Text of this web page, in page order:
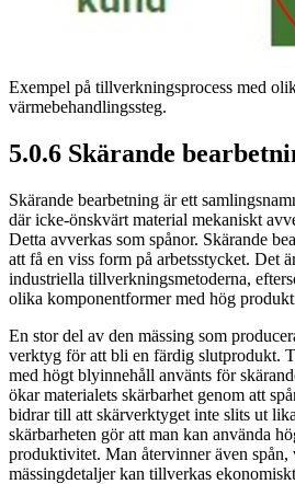
Exempel på tillverkningsprocess med
värmebehandlingssteg.
5.0.6 Skärande
Skärande bearbetning är ett
där icke-önskvärt material mekaniskt
Detta avverkas som spånor. Skärande
att få en viss form på arbetsstycket. Det
industriella tillverkningsmetoderna,
olika komponentformer med hög
En stor del av den mässing som
verktyg för att bli en färdig slutprodukt.
med högt blyinnehåll använts för
ökar materialets skärbarhet genom att
bidrar till att skärverktyget inte slits ut
skärbarheten gör att man kan använda
produktivitet. Man återvinner även spån,
mässingdetaljer kan tillverkas